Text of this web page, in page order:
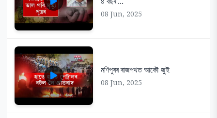
08 Jun, 2025
মণিপুৰৰ ৰাজপথত আকৌ জুই
08 Jun, 2025